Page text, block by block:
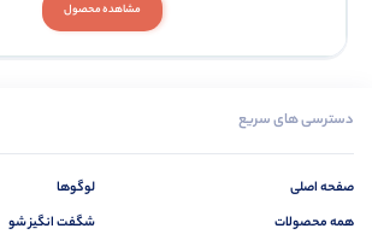
مشاهده محصول
دسترسی های سریع
صفحه اصلی
همه محصولات
لوگوها
شگفت انگیز شو